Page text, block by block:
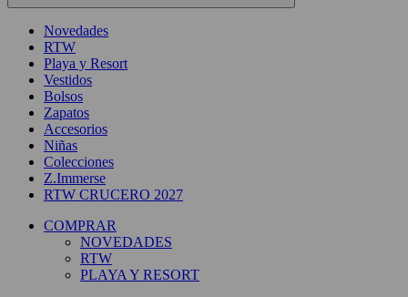
Novedades
RTW
Playa y Resort
Vestidos
Bolsos
Zapatos
Accesorios
Niñas
Colecciones
Z.Immerse
RTW CRUCERO 2027
COMPRAR
NOVEDADES
RTW
PLAYA Y RESORT